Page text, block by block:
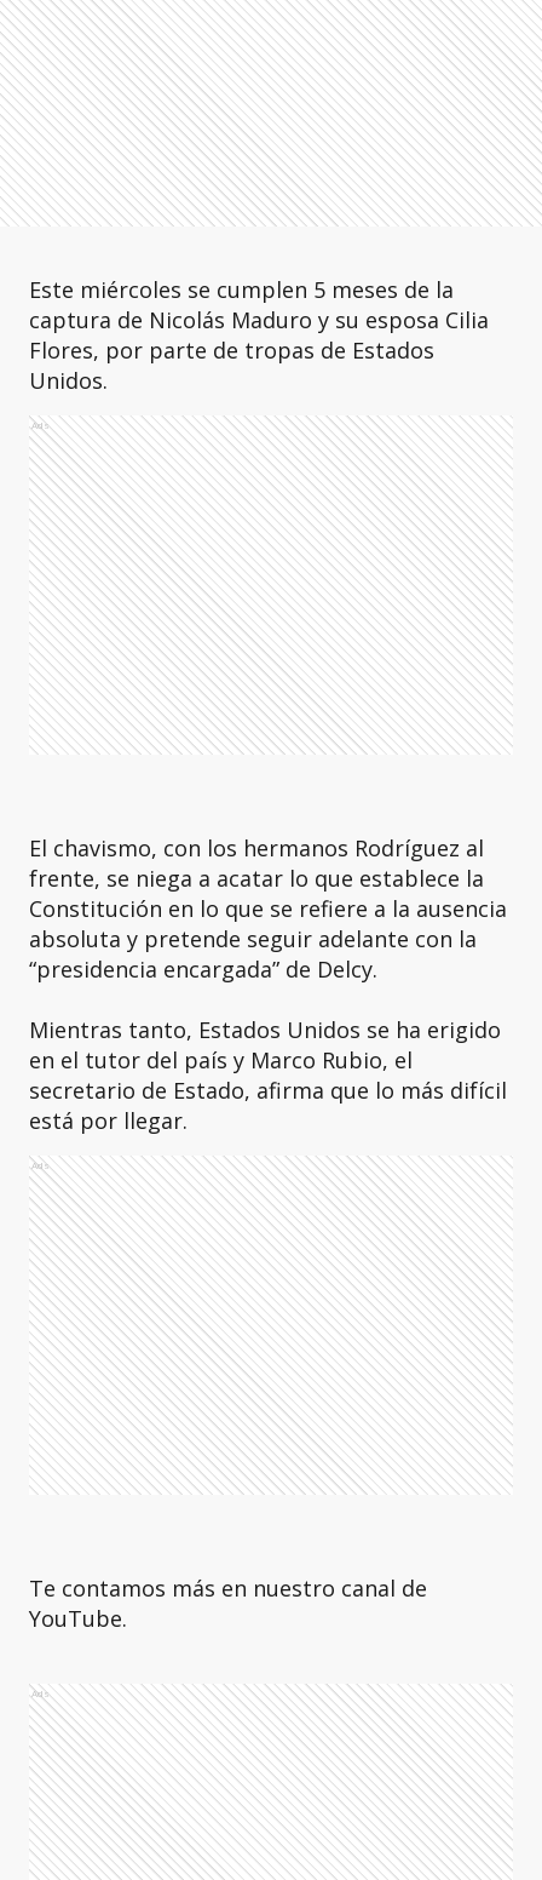
Este miércoles se cumplen 5 meses de la
captura de Nicolás Maduro y su esposa Cilia
Flores, por parte de tropas de Estados
Unidos.
Ads
El chavismo, con los hermanos Rodríguez al
frente, se niega a acatar lo que establece la
Constitución en lo que se refiere a la ausencia
absoluta y pretende seguir adelante con la
“presidencia encargada” de Delcy.
Mientras tanto, Estados Unidos se ha erigido
en el tutor del país y Marco Rubio, el
secretario de Estado, afirma que lo más difícil
está por llegar.
Ads
Te contamos más en nuestro canal de
YouTube.
Ads